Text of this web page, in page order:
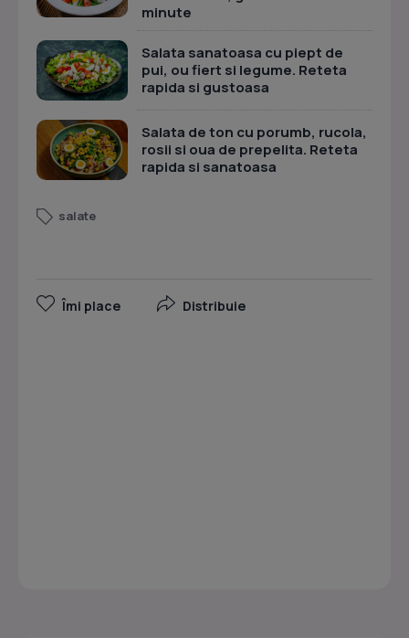
minute
Salata sanatoasa cu piept de
pui, ou fiert si legume. Reteta
rapida si gustoasa
Salata de ton cu porumb, rucola,
rosii si oua de prepelita. Reteta
rapida si sanatoasa
salate
Îmi place Distribuie